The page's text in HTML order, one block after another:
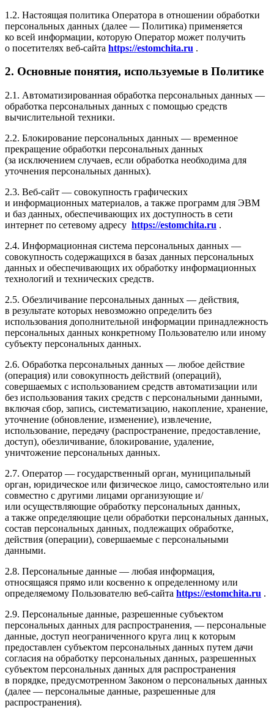
1.2. Настоящая политика Оператора в отношении обработки
персональных данных (далее — Политика) применяется
ко всей информации, которую Оператор может получить
о посетителях веб-сайта https://estomchita.ru .
2. Основные понятия, используемые в Политике
2.1. Автоматизированная обработка персональных данных —
обработка персональных данных с помощью средств
вычислительной техники.
2.2. Блокирование персональных данных — временное
прекращение обработки персональных данных
(за исключением случаев, если обработка необходима для
уточнения персональных данных).
2.3. Веб-сайт — совокупность графических
и информационных материалов, а также программ для ЭВМ
и баз данных, обеспечивающих их доступность в сети
интернет по сетевому адресу https://estomchita.ru .
2.4. Информационная система персональных данных —
совокупность содержащихся в базах данных персональных
данных и обеспечивающих их обработку информационных
технологий и технических средств.
2.5. Обезличивание персональных данных — действия,
в результате которых невозможно определить без
использования дополнительной информации принадлежность
персональных данных конкретному Пользователю или иному
субъекту персональных данных.
2.6. Обработка персональных данных — любое действие
(операция) или совокупность действий (операций),
совершаемых с использованием средств автоматизации или
без использования таких средств с персональными данными,
включая сбор, запись, систематизацию, накопление, хранение,
уточнение (обновление, изменение), извлечение,
использование, передачу (распространение, предоставление,
доступ), обезличивание, блокирование, удаление,
уничтожение персональных данных.
2.7. Оператор — государственный орган, муниципальный
орган, юридическое или физическое лицо, самостоятельно или
совместно с другими лицами организующие и/
или осуществляющие обработку персональных данных,
а также определяющие цели обработки персональных данных,
состав персональных данных, подлежащих обработке,
действия (операции), совершаемые с персональными
данными.
2.8. Персональные данные — любая информация,
относящаяся прямо или косвенно к определенному или
определяемому Пользователю веб-сайта https://estomchita.ru .
2.9. Персональные данные, разрешенные субъектом
персональных данных для распространения, — персональные
данные, доступ неограниченного круга лиц к которым
предоставлен субъектом персональных данных путем дачи
согласия на обработку персональных данных, разрешенных
субъектом персональных данных для распространения
в порядке, предусмотренном Законом о персональных данных
(далее — персональные данные, разрешенные для
распространения).